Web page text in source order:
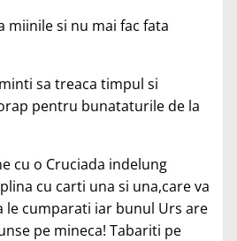
miinile si nu mai fac fata
sa treaca timpul si
pentru bunataturile de la
cu o Cruciada indelung
cu carti una si una,care va
le cumparati iar bunul Urs are
pe mineca! Tabariti pe